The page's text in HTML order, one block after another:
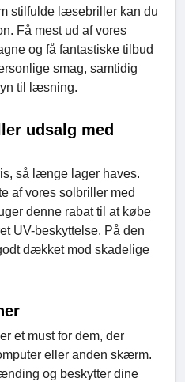
stilfulde læsebriller kan du
Få mest ud af vores
og få fantastiske tilbud
smag, samtidig
til læsning.
udsalg med
så længe lager haves.
af vores solbriller med
denne rabat til at købe
UV-beskyttelse. På den
dækket mod skadelige
et must for dem, der
eller anden skærm.
og beskytter dine